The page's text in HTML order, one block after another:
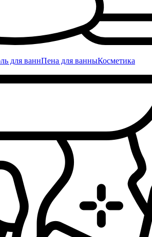
для ваннПена для ванныКосметика